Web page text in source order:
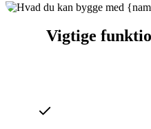
Vigtige